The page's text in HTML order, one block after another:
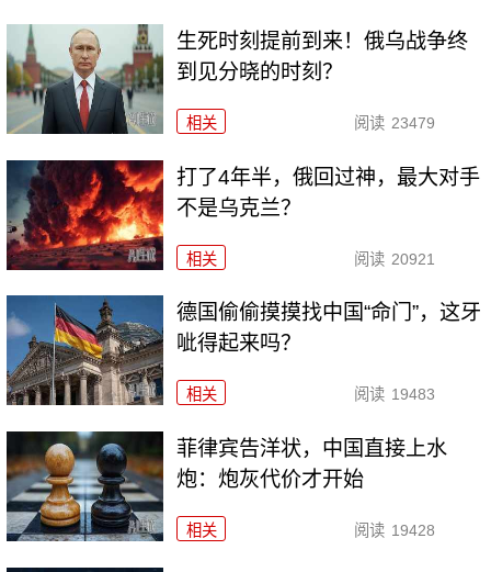
生死时刻提前到来！俄乌战争终
到见分晓的时刻？
相关 阅读 23479
打了4年半，俄回过神，最大对手
不是乌克兰？
相关 阅读 20921
德国偷偷摸摸找中国“命门”，这牙
呲得起来吗？
相关 阅读 19483
菲律宾告洋状，中国直接上水
炮：炮灰代价才开始
相关 阅读 19428